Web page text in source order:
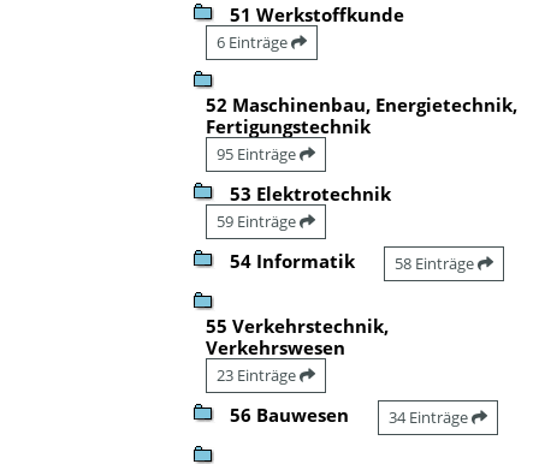
51 Werkstoffkunde
6 Einträge
52 Maschinenbau, Energietechnik,
Fertigungstechnik
95 Einträge
53 Elektrotechnik
59 Einträge
54 Informatik 58 Einträge
55 Verkehrstechnik,
Verkehrswesen
23 Einträge
56 Bauwesen 34 Einträge